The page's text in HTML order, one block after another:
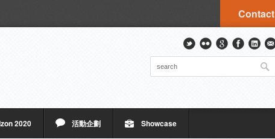
Contact
2020 活動企劃 Showcase